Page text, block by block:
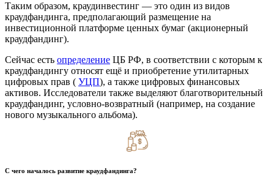
Таким образом, краудинвестинг — это один из видов
краудфандинга, предполагающий размещение на
инвестиционной платформе ценных бумаг (акционерный
краудфандинг).
Сейчас есть определение ЦБ РФ, в соответствии с которым к
краудфандингу относят ещё и приобретение утилитарных
цифровых прав ( УЦП), а также цифровых финансовых
активов. Исследователи также выделяют благотворительный
краудфандинг, условно-возвратный (например, на создание
нового музыкального альбома).
С чего началось развитие краудфандинга?